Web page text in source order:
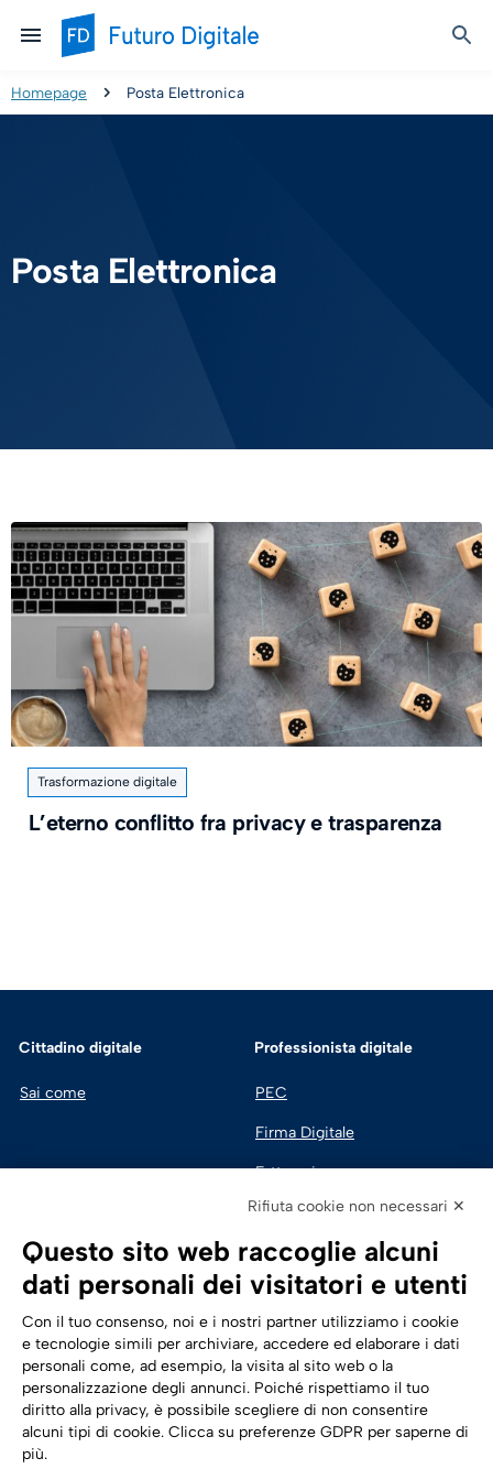
Homepage Posta Elettronica
Posta Elettronica
Trasformazione digitale
L’eterno conflitto fra privacy e trasparenza
Cittadino digitale
Sai come
Professionista digitale
PEC
Firma Digitale
Fatturazione
Sicurezza Digitale
Cloud
Trasformazione digitale
Energia
Telecomunicazioni
Seguici su:
Rifiuta cookie non necessari ✕
Questo sito web raccoglie alcuni
dati personali dei visitatori e utenti
Con il tuo consenso, noi e i nostri partner utilizziamo i cookie
e tecnologie simili per archiviare, accedere ed elaborare i dati
personali come, ad esempio, la visita al sito web o la
personalizzazione degli annunci. Poiché rispettiamo il tuo
diritto alla privacy, è possibile scegliere di non consentire
alcuni tipi di cookie. Clicca su preferenze GDPR per saperne di
più.